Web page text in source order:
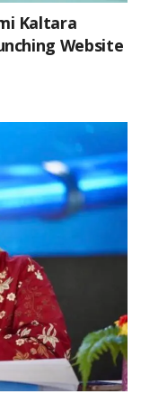
Kaltara
Website